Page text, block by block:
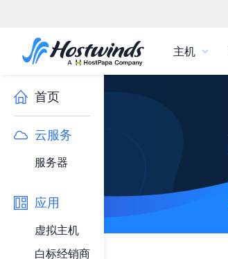
主机
首页
云服务
服务器
应用
虚拟主机
白标经销商